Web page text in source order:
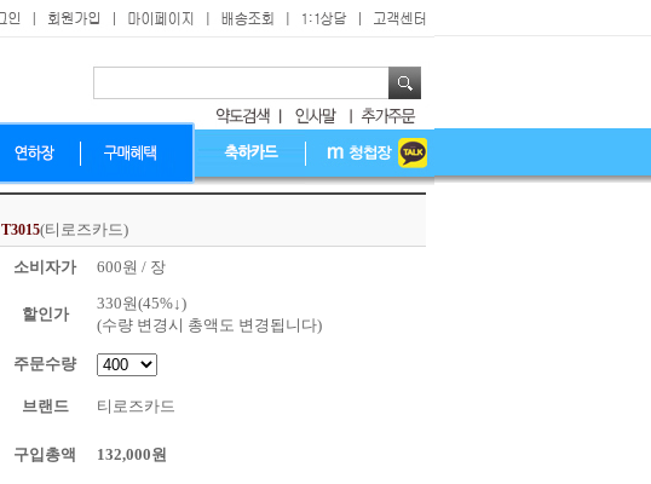
T3015(티로즈카드)
소비자가 600원 / 장
할인가
330원(45%↓)
(수량 변경시 총액도 변경됩니다)
주문수량
브랜드 티로즈카드
구입총액 132,000원